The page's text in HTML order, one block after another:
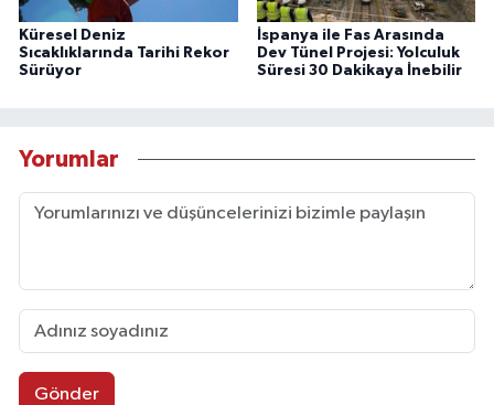
Küresel Deniz
Sıcaklıklarında Tarihi Rekor
Sürüyor
İspanya ile Fas Arasında
Dev Tünel Projesi: Yolculuk
Süresi 30 Dakikaya İnebilir
Yorumlar
Gönder